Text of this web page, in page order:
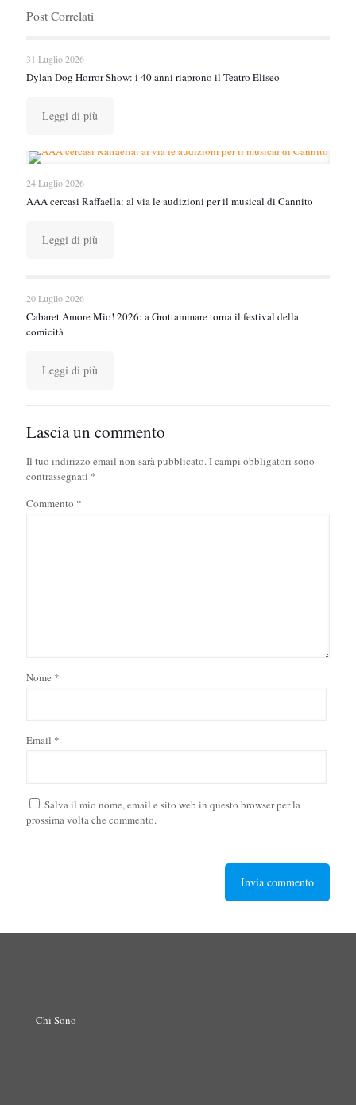
Post Correlati
31 Luglio 2026
Dylan Dog Horror Show: i 40 anni riaprono il Teatro Eliseo
Leggi di più
24 Luglio 2026
AAA cercasi Raffaella: al via le audizioni per il musical di Cannito
Leggi di più
20 Luglio 2026
Cabaret Amore Mio! 2026: a Grottammare torna il festival della
comicità
Leggi di più
Lascia un commento
Il tuo indirizzo email non sarà pubblicato.I campi obbligatori sono
contrassegnati *
Commento *
Nome *
Email *
Salva il mio nome, email e sito web in questo browser per la
prossima volta che commento.
Chi Sono